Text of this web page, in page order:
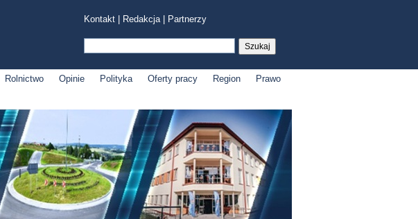
Kontakt Redakcja| Partnerzy
Rolnictwo Opinie Polityka Oferty pracy Region
Prawo